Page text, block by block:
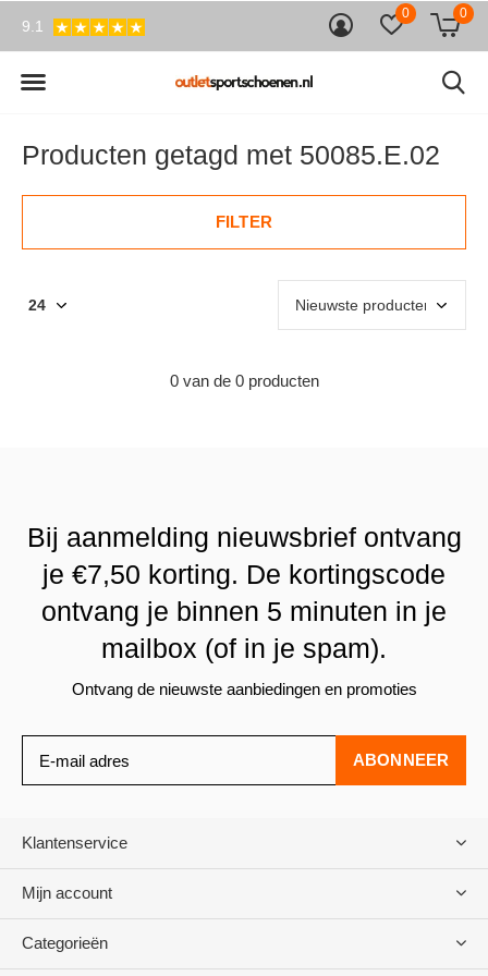
0 0
9.1
Producten getagd met 50085.E.02
FILTER
0 van de 0 producten
Bij aanmelding nieuwsbrief ontvang
je €7,50 korting. De kortingscode
ontvang je binnen 5 minuten in je
mailbox (of in je spam).
Ontvang de nieuwste aanbiedingen en promoties
ABONNEER
Klantenservice
Mijn account
Categorieën